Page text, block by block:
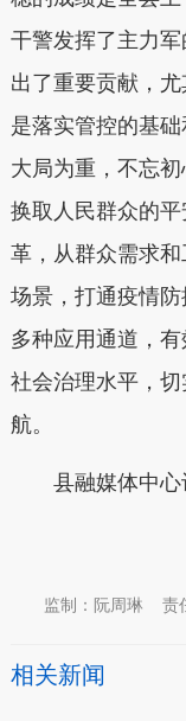
干警发挥了主力
出了重要贡献，
是落实管控的基
大局为重，不忘
换取人民群众的
革，从群众需求
场景，打通疫情
多种应用通道，
社会治理水平，
航。
县融媒体中
责
监制：阮周琳
相关新闻